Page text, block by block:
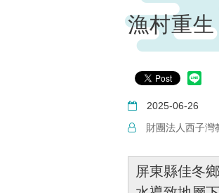
漁村重
2025-06-26
財團法人西子灣
屏東縣佳冬